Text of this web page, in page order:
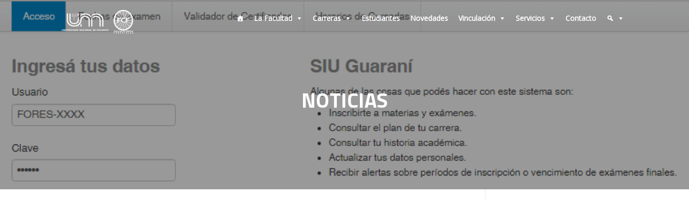
La Facultad Carreras Estudiantes Novedades Vinculación Servicios Contacto
NOTICIAS